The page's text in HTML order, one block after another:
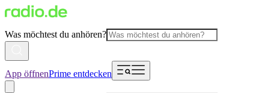
Was möchtest du anhören?
App öffnenPrime entdecken